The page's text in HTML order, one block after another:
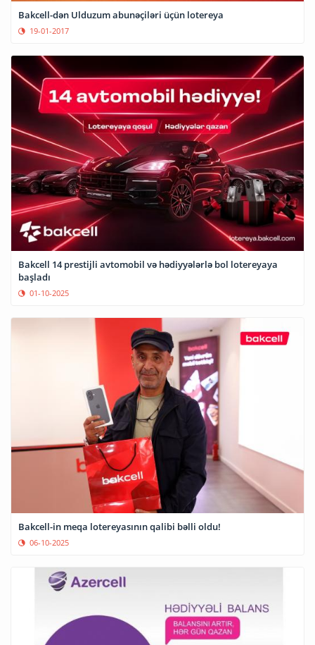
Bakcell-dən Ulduzum abunəçiləri üçün lotereya
19-01-2017
Bakcell 14 prestijli avtomobil və hədiyyələrlə bol lotereyaya
başladı
01-10-2025
Bakcell-in meqa lotereyasının qalibi bəlli oldu!
06-10-2025